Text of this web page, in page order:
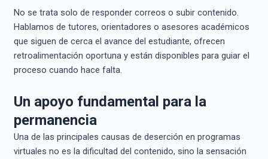
No se trata solo de responder correos o subir contenido.
Hablamos de tutores, orientadores o asesores académicos
que siguen de cerca el avance del estudiante, ofrecen
retroalimentación oportuna y están disponibles para guiar el
proceso cuando hace falta.
Un apoyo fundamental para la
permanencia
Una de las principales causas de deserción en programas
virtuales no es la dificultad del contenido, sino la sensación